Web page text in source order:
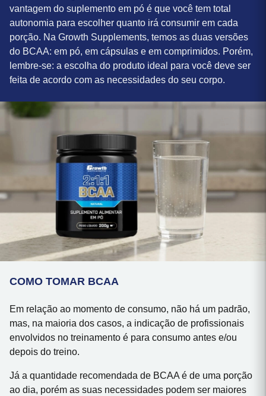
vantagem do suplemento em pó é que você tem total
autonomia para escolher quanto irá consumir em cada
porção. Na Growth Supplements, temos as duas versões
do BCAA: em pó, em cápsulas e em comprimidos. Porém,
lembre-se: a escolha do produto ideal para você deve ser
feita de acordo com as necessidades do seu corpo.
COMO TOMAR BCAA
Em relação ao momento de consumo, não há um padrão,
mas, na maioria dos casos, a indicação de profissionais
envolvidos no treinamento é para consumo antes e/ou
depois do treino.
Já a quantidade recomendada de BCAA é de uma porção
ao dia, porém as suas necessidades podem ser maiores